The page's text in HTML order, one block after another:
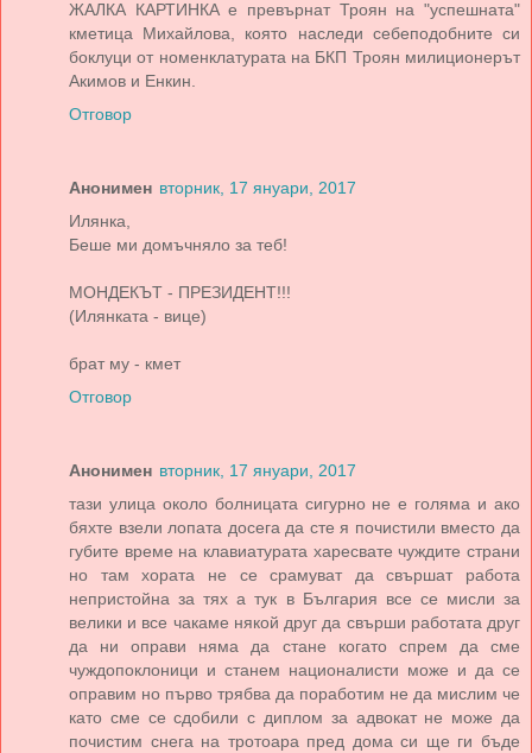
ЖАЛКА КАРТИНКА е превърнат Троян на "успешната"
кметица Михайлова, която наследи себеподобните си
боклуци от номенклатурата на БКП Троян милиционерът
Акимов и Енкин.
Отговор
Анонимен вторник, 17 януари, 2017
Илянка,
Беше ми домъчняло за теб!
МОНДЕКЪТ - ПРЕЗИДЕНТ!!!
(Илянката - вице)
брат му - кмет
Отговор
Анонимен вторник, 17 януари, 2017
тази улица около болницата сигурно не е голяма и ако
бяхте взели лопата досега да сте я почистили вместо да
губите време на клавиатурата харесвате чуждите страни
но там хората не се срамуват да свършат работа
непристойна за тях а тук в България все се мисли за
велики и все чакаме някой друг да свърши работата друг
да ни оправи няма да стане когато спрем да сме
чуждопоклоници и станем националисти може и да се
оправим но първо трябва да поработим не да мислим че
като сме се сдобили с диплом за адвокат не може да
почистим снега на тротоара пред дома си ще ги бъде